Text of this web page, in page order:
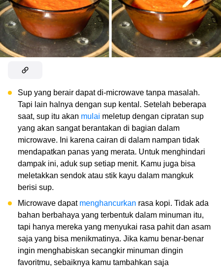
Sup yang berair dapat di-microwave tanpa masalah.
Tapi lain halnya dengan sup kental. Setelah beberapa
saat, sup itu akan mulai meletup dengan cipratan sup
yang akan sangat berantakan di bagian dalam
microwave. Ini karena cairan di dalam nampan tidak
mendapatkan panas yang merata. Untuk menghindari
dampak ini, aduk sup setiap menit. Kamu juga bisa
meletakkan sendok atau stik kayu dalam mangkuk
berisi sup.
Microwave dapat menghancurkan rasa kopi. Tidak ada
bahan berbahaya yang terbentuk dalam minuman itu,
tapi hanya mereka yang menyukai rasa pahit dan asam
saja yang bisa menikmatinya. Jika kamu benar-benar
ingin menghabiskan secangkir minuman dingin
favoritmu, sebaiknya kamu tambahkan saja